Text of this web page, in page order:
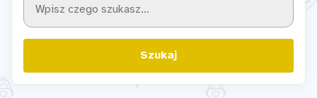
Szukaj